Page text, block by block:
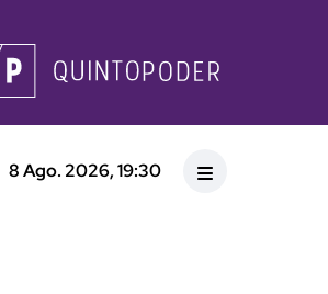
8 Ago. 2026, 19:30